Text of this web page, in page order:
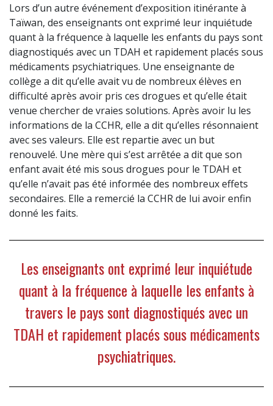
Lors d’un autre événement d’exposition itinérante à
Taïwan, des enseignants ont exprimé leur inquiétude
quant à la fréquence à laquelle les enfants du pays sont
diagnostiqués avec un TDAH et rapidement placés sous
médicaments psychiatriques. Une enseignante de
collège a dit qu’elle avait vu de nombreux élèves en
difficulté après avoir pris ces drogues et qu’elle était
venue chercher de vraies solutions. Après avoir lu les
informations de la CCHR, elle a dit qu’elles résonnaient
avec ses valeurs. Elle est repartie avec un but
renouvelé. Une mère qui s’est arrêtée a dit que son
enfant avait été mis sous drogues pour le TDAH et
qu’elle n’avait pas été informée des nombreux effets
secondaires. Elle a remercié la CCHR de lui avoir enfin
donné les faits.
Les enseignants ont exprimé leur inquiétude
quant à la fréquence à laquelle les enfants à
travers le pays sont diagnostiqués avec un
TDAH et rapidement placés sous médicaments
psychiatriques.